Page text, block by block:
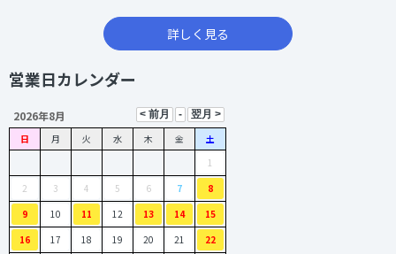
詳しく見る
営業日カレンダー
2026年8月
日 月 火 水 木 金
土
1
2
3 4 5 6 7
8
9
10 11 12 13 14
15
16
17 18 19 20 21 22